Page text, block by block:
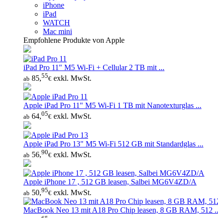
iPhone
iPad
WATCH
Mac mini
Empfohlene Produkte von Apple
iPad Pro 11" M5 Wi‑Fi + Cellular 2 TB mit ...
ab 85,55€ exkl. MwSt.
Apple iPad Pro 11" M5 Wi‑Fi 1 TB mit Nanotexturglas ...
ab 64,05€ exkl. MwSt.
Apple iPad Pro 13" M5 Wi‑Fi 512 GB mit Standardglas ...
ab 56,90€ exkl. MwSt.
Apple iPhone 17 , 512 GB leasen, Salbei MG6V4ZD/A
ab 50,95€ exkl. MwSt.
MacBook Neo 13 mit A18 Pro Chip leasen, 8 GB RAM, 512